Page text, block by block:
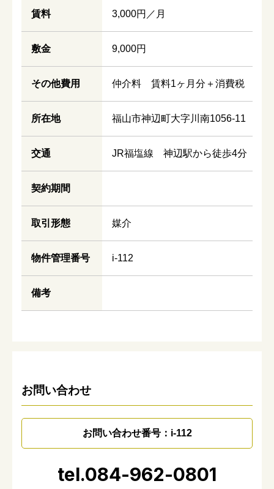
賃料 3,000円／月
敷金 9,000円
その他費用 仲介料 賃料1ヶ月分＋消費税
所在地 福山市神辺町大字川南1056-11
交通 JR福塩線 神辺駅から徒歩4分
契約期間
取引形態 媒介
物件管理番号 i-112
備考
お問い合わせ
お問い合わせ番号：i-112
tel.084-962-0801